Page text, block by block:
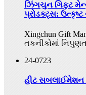
ઝિંગચુન ગિફ્ટ
પ્રોડક્ટ્સ:
Xingchun Gift
તકનીકોમાં
24-0723
હીટ સબલાઈમેશન